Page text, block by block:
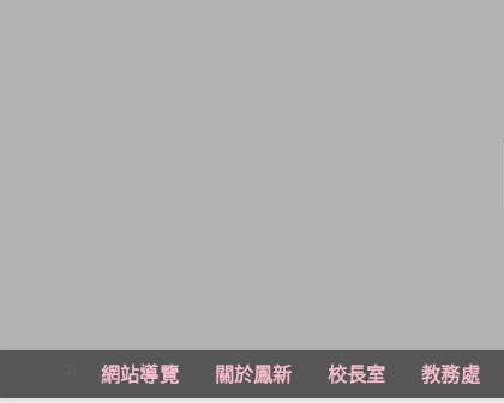
主
網站導覽 關於鳳新 校長室 教務處